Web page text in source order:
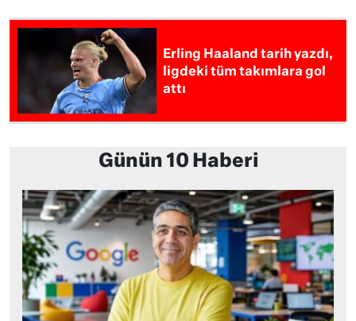
Erling Haaland tarih yazdı,
ligdeki tüm takımlara gol
attı
Günün 10 Haberi